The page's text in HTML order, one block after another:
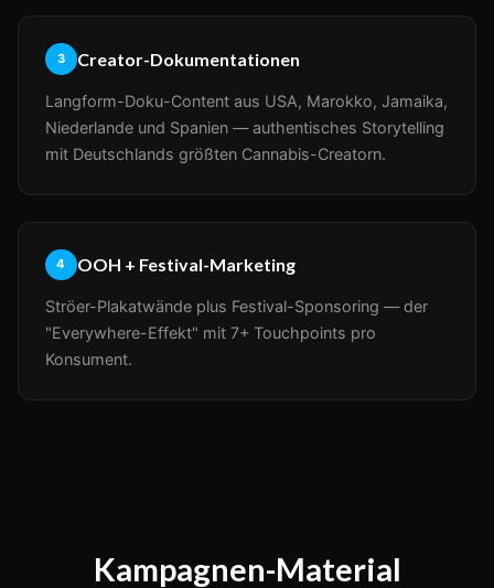
3 Creator-Dokumentationen
Langform-Doku-Content aus USA, Marokko, Jamaika,
Niederlande und Spanien — authentisches Storytelling
mit Deutschlands größten Cannabis-Creatorn.
4 OOH + Festival-Marketing
Ströer-Plakatwände plus Festival-Sponsoring — der
"Everywhere-Effekt" mit 7+ Touchpoints pro
Konsument.
Kampagnen-Material